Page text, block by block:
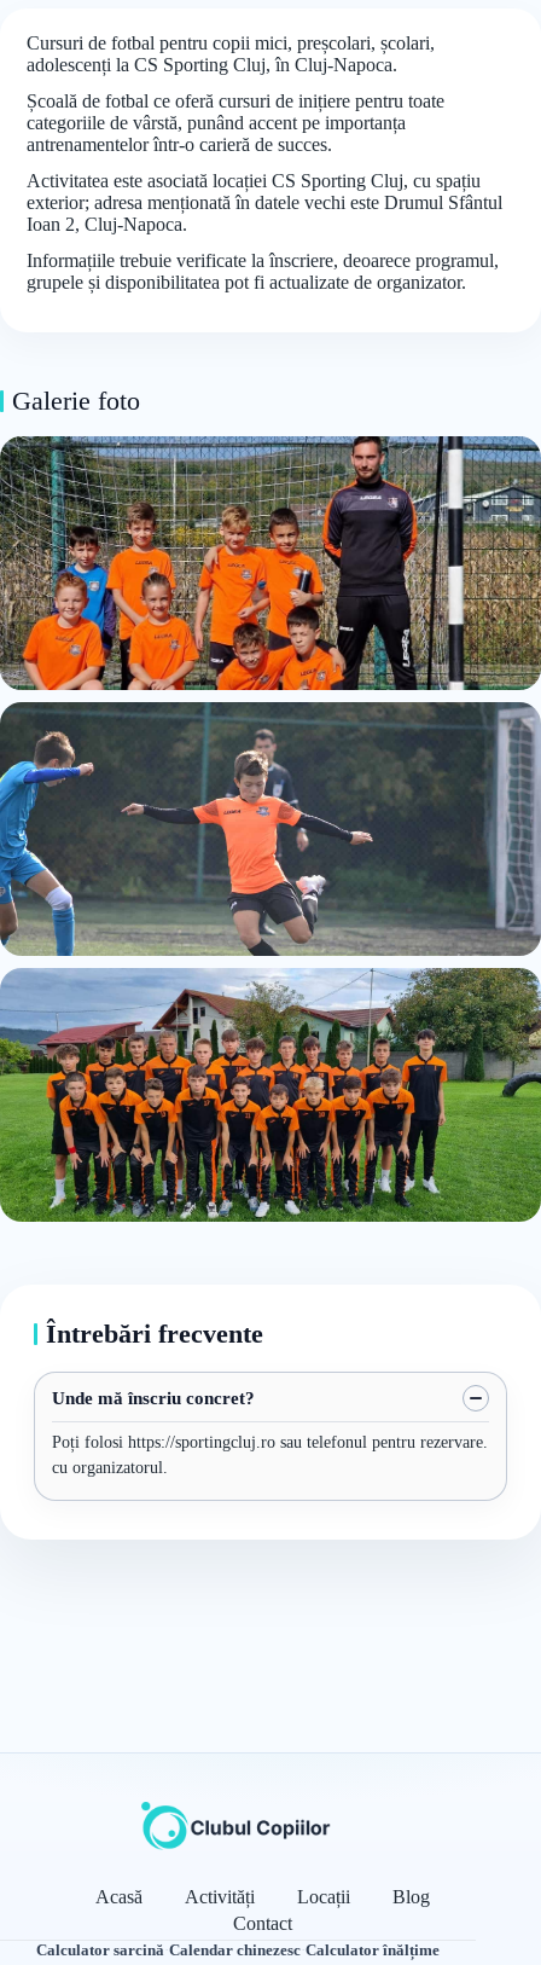
Cursuri de fotbal pentru copii mici, preșcolari, școlari,
adolescenți la CS Sporting Cluj, în Cluj-Napoca.
Școală de fotbal ce oferă cursuri de inițiere pentru toate
categoriile de vârstă, punând accent pe importanța
antrenamentelor într-o carieră de succes.
Activitatea este asociată locației CS Sporting Cluj, cu spațiu
exterior; adresa menționată în datele vechi este Drumul Sfântul
Ioan 2, Cluj-Napoca.
Informațiile trebuie verificate la înscriere, deoarece programul,
grupele și disponibilitatea pot fi actualizate de organizator.
Galerie foto
Întrebări frecvente
Unde mă înscriu concret?
Poți folosi https://sportingcluj.ro sau telefonul pentru rezervare.
cu organizatorul.
Acasă Activități Locații
Blog
Contact
Calculator sarcină·Calendar chinezesc·Calculator înălțime